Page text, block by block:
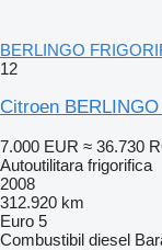
BERLINGO
12
Citroen
7.000 EUR ≈ 36.730
Autoutilitara frigorifica
2008
312.920 km
Euro 5
Combustibil diesel